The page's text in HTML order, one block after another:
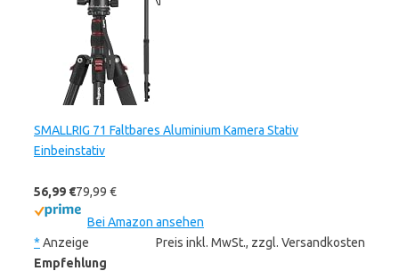
SMALLRIG 71 Faltbares Aluminium Kamera Stativ
Einbeinstativ
56,99 €79,99 €
Bei Amazon ansehen
* Anzeige
Preis inkl. MwSt., zzgl. Versandkosten
Empfehlung